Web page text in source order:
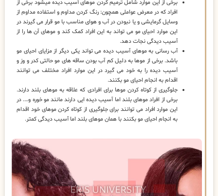
برخی از این موارد شامل ترمیم کردن موهای آسیب دیده میشود برخی از
افراد که در معرض عواملی همچون: رنگ کردن مداوم و استفاده مداوم از
وسایل گرمایشی و یا نبودن در آب و هوای مناسب با مو قرار می گیرند در
این موارد احیای مو می تواند به این افراد کمک کند و موهای آن ها را از
آسیب دیدگی نجات دهد.
آب رسانی به موهای آسیب دیده می تواند یکی دیگر از مزایای احیای مو
باشد. برخی از موها به دلیل کم آب بودن ساقه های مو حالتی کدر و وز و
آسیب دیده را به خود می گیرد در این موارد افراد مختلف می توانند
اقدام به انجام احیای مو بکنند.
جلوگیری از کوتاه کردن موها برای افرادی که علاقه به موهای بلند دارند.
برخی از افراد موهای بلند اما آسیب دیده ایی دارند مانند مو خوره و…. در
این موارد افراد می توانند برای جلوگیری از کوتاه کردن موهای خود اقدام
به انجام احیای مو بکنند با همان موهای بلند اما آسیب دیدگی کمتر.